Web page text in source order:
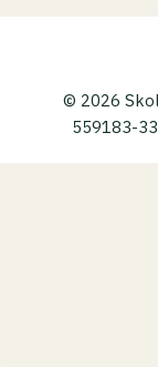
© 2026
559183-